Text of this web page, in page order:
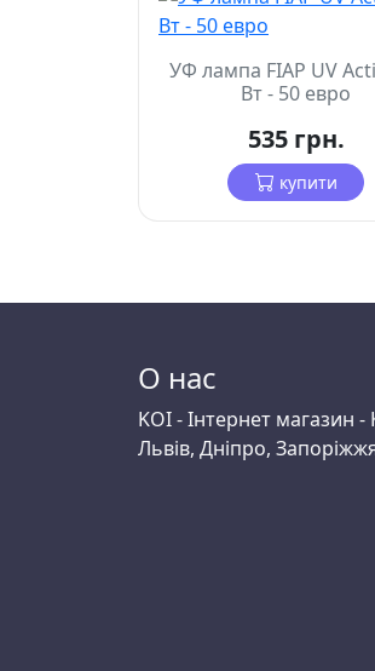
УФ лампа FIAP UV
Вт - 50 евро
535 грн.
купити
О нас
KOI - Інтернет магазин -
Львів, Дніпро,